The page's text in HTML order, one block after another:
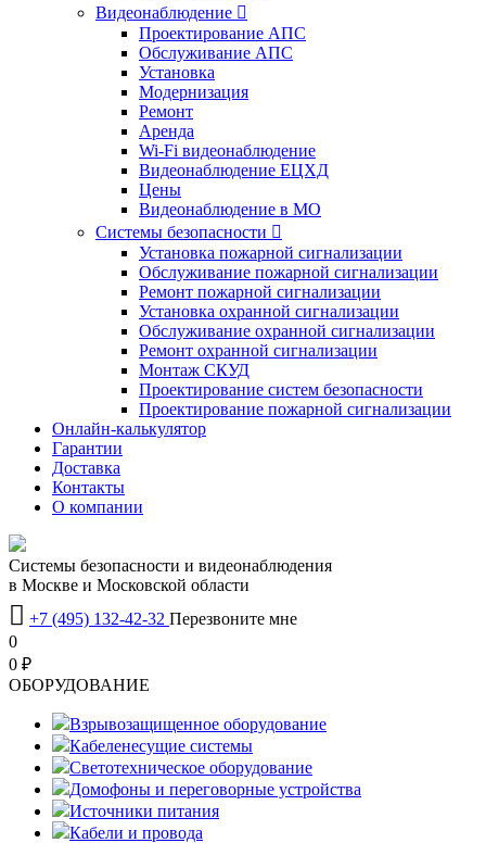
Видеонаблюдение 
Проектирование АПС
Обслуживание АПС
Установка
Модернизация
Ремонт
Аренда
Wi-Fi видеонаблюдение
Видеонаблюдение ЕЦХД
Цены
Видеонаблюдение в МО
Системы безопасности 
Установка пожарной сигнализации
Обслуживание пожарной сигнализации
Ремонт пожарной сигнализации
Установка охранной сигнализации
Обслуживание охранной сигнализации
Ремонт охранной сигнализации
Монтаж СКУД
Проектирование систем безопасности
Проектирование пожарной сигнализации
Онлайн-калькулятор
Гарантии
Доставка
Контакты
О компании
Системы безопасности и видеонаблюдения
в Москве и Московской области
 +7 (495) 132-42-32 Перезвоните мне
0
0 ₽
OБОРУДОВАНИЕ
Взрывозащищенное оборудование
Кабеленесущие системы
Светотехническое оборудование
Домофоны и переговорные устройства
Источники питания
Кабели и провода